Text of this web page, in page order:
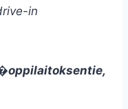
in